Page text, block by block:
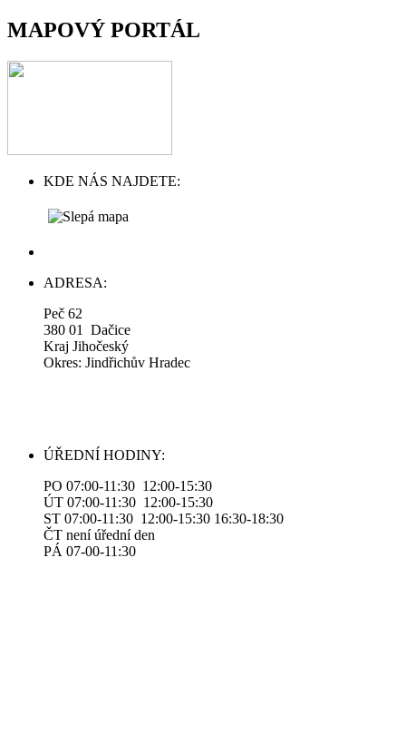
MAPOVÝ PORTÁL
KDE NÁS NAJDETE:
ADRESA:
Peč 62
380 01 Dačice
Kraj Jihočeský
Okres: Jindřichův Hradec
ÚŘEDNÍ HODINY:
PO 07:00-11:30 12:00-15:30
ÚT 07:00-11:30 12:00-15:30
ST 07:00-11:30 12:00-15:30 16:30-18:30
ČT není úřední den
PÁ 07-00-11:30